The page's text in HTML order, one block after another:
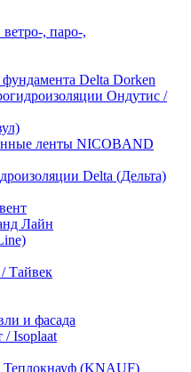
, паро-,
Delta Dorken
Ондутис /
ленты NICOBAND
Delta (Дельта)
Лайн
Тайвек
и фасада
Isoplaat
Теплокнауф (KNAUF)